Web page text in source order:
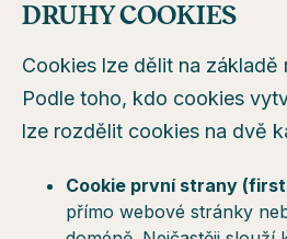
DRUHY COOKIES
Cookies lze dělit na základě
Podle toho, kdo cookies
lze rozdělit cookies na dvě
Cookie první strany
přímo webové stránky